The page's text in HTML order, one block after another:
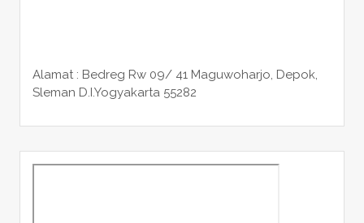
Alamat : Bedreg Rw 09/ 41 Maguwoharjo, Depok,
Sleman D.I.Yogyakarta 55282